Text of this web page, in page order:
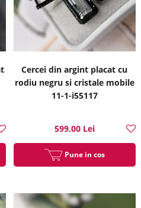
Cercei din argint placat cu
rodiu negru si cristale mobile
11-1-i55117
599.00 Lei
Pune in cos